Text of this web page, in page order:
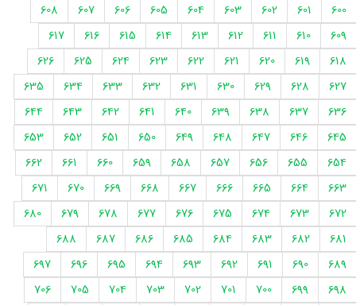
600
601
602
603
604
605
606
607
608
609
610
611
612
613
614
615
616
617
618
619
620
621
622
623
624
625
626
627
628
629
630
631
632
633
634
635
636
637
638
639
640
641
642
643
644
645
646
647
648
649
650
651
652
653
654
655
656
657
658
659
660
661
662
663
664
665
666
667
668
669
670
671
672
673
674
675
676
677
678
679
680
681
682
683
684
685
686
687
688
689
690
691
692
693
694
695
696
697
698
699
700
701
702
703
704
705
706